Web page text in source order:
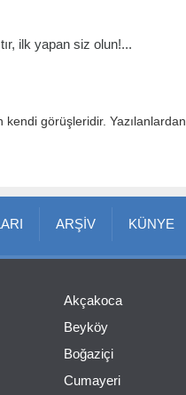
ilk yapan siz olun!...
görüşleridir. Yazılanlardan
ARŞİV KÜNYE
Akçakoca
Beyköy
Boğaziçi
Cumayeri